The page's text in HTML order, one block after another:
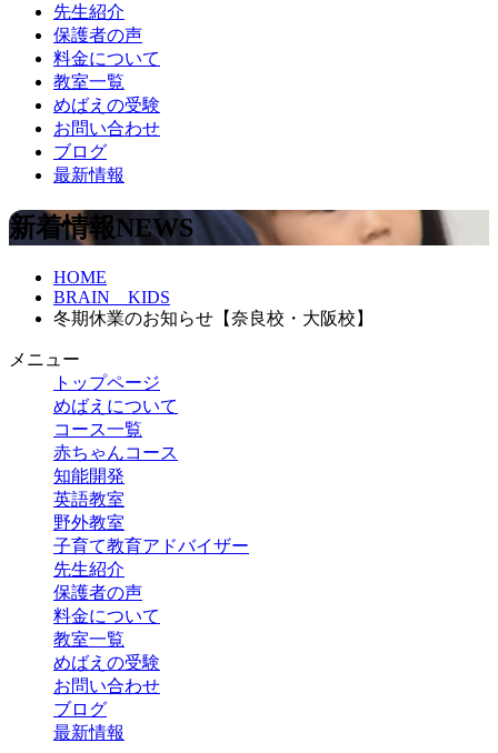
先生紹介
保護者の声
料金について
教室一覧
めばえの受験
お問い合わせ
ブログ
最新情報
新着情報NEWS
HOME
BRAIN KIDS
冬期休業のお知らせ【奈良校・大阪校】
メニュー
トップページ
めばえについて
コース一覧
赤ちゃんコース
知能開発
英語教室
野外教室
子育て教育アドバイザー
先生紹介
保護者の声
料金について
教室一覧
めばえの受験
お問い合わせ
ブログ
最新情報